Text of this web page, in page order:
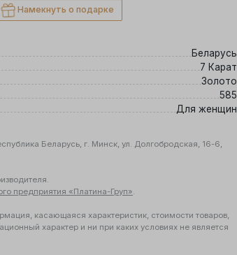
Намекнуть о подарке
Беларусь
7 Карат
Золото
585
Для женщин
Беларусь, г. Минск, ул. Долгобродская, 16-6,
предприятия «Платина-Груп».
касающаяся характеристик, стоимости товаров,
характер и ни при каких условиях не является